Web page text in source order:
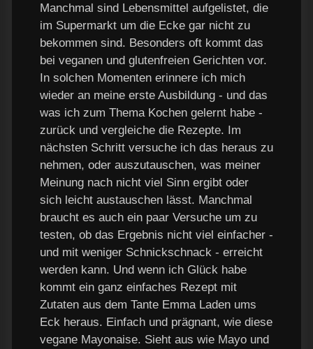
Manchmal sind Lebensmittel aufgelistet, die
im Supermarkt um die Ecke gar nicht zu
bekommen sind. Besonders oft kommt das
bei veganen und glutenfreien Gerichten vor.
In solchen Momenten erinnere ich mich
wieder an meine erste Ausbildung - und das
was ich zum Thema Kochen gelernt habe -
zurück und vergleiche die Rezepte. Im
nächsten Schritt versuche ich das heraus zu
nehmen, oder auszutauschen, was meiner
Meinung nach nicht viel Sinn ergibt oder
sich leicht austauschen lässt. Manchmal
braucht es auch ein paar Versuche um zu
testen, ob das Ergebnis nicht viel einfacher -
und mit weniger Schnickschnack - erreicht
werden kann. Und wenn ich Glück habe
kommt ein ganz einfaches Rezept mit
Zutaten aus dem Tante Emma Laden ums
Eck heraus. Einfach und prägnant, wie diese
vegane Mayonaise. Sieht aus wie Mayo und